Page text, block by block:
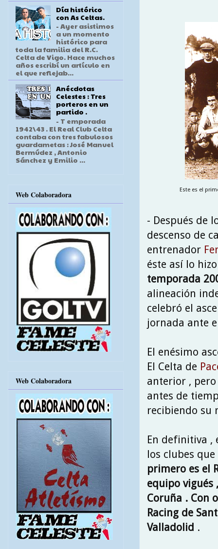
Este es el
- Después de
descenso de
entrenador
éste así lo
temporada
alineación
celebró el
jornada ante
El enésimo
El Celta de
anterior ,
antes de
recibiendo su
En definitiva ,
los clubes
primero es el
equipo vigués
Coruña . Con
Racing de
Valladolid .
Día histórico
con As Celtas.
- Ayer asistimos
a un momento
histórico para
toda la familia del R.C.
Celta de Vigo. Hace muchos
años escribí un artículo en
el que reflejab...
Anécdotas
Celestes : Tres
porteros en un
partido .
- T emporada
1942\43 . El Real Club Celta
contaba con tres fabulosos
guardametas : José Manuel
Bermúdez , Antonio
Sánchez y Emilio ...
Web Colaboradora
Web Colaboradora